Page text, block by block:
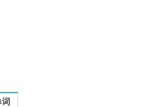
disease的相关资料：